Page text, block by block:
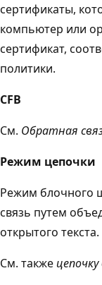
сертификаты,
компьютер или
сертификат,
политики.
CFB
См. Обратная
Режим цепочки
Режим блочного
связь путем
открытого текста.
См. также